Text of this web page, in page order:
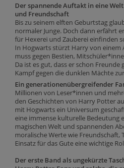
Der spannende Auftakt in eine
und Freundschaft
Bis zu seinem elften Geburtstag
normaler Junge. Doch dann erfährt
für Hexerei und Zauberei einfinden
In Hogwarts stürzt Harry von einem
muss gegen Bestien,
Da ist es gut, dass er schon
Kampf gegen die dunklen Mächte
Ein generationenübergreifender
Millionen von Leser*innen und
den Geschichten von Harry Potter
mit Hogwarts ein Universum
eine immense kulturelle Bedeutung
magischen Welt und spannenden
moralische Werte wie Freundschaft,
Einsatz für das Gute eine wichtige
Der erste Band als ungekürzte